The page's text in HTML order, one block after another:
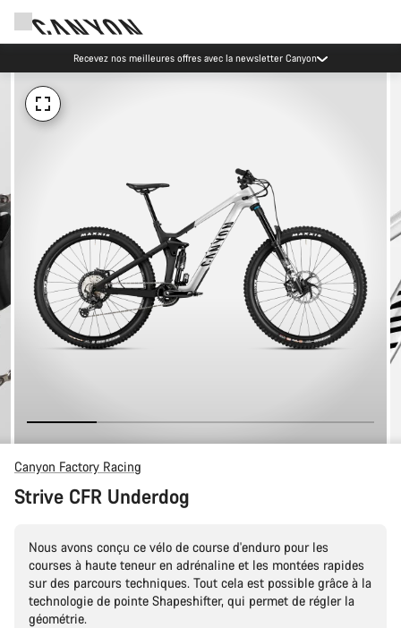
Recevez nos meilleures offres avec la newsletter Canyon
Canyon Factory Racing
Strive CFR Underdog
Nous avons conçu ce vélo de course d'enduro pour les
courses à haute teneur en adrénaline et les montées rapides
sur des parcours techniques. Tout cela est possible grâce à la
technologie de pointe Shapeshifter, qui permet de régler la
géométrie.